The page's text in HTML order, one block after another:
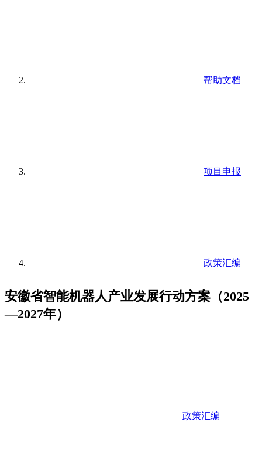
帮助文档
项目申报
政策汇编
安徽省智能机器人产业发展行动方案（2025
—2027年）
政策汇编